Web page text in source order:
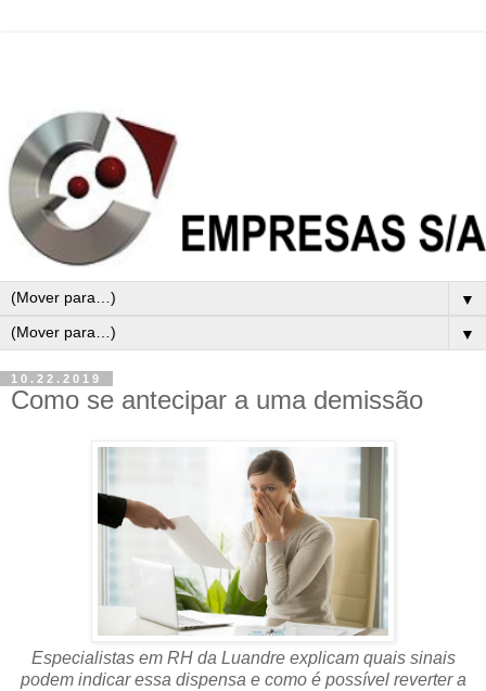
▼
▼
10.22.2019
Como se antecipar a uma demissão
Especialistas em RH da Luandre explicam quais sinais
podem indicar essa dispensa e como é possível reverter a